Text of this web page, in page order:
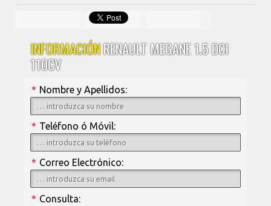
INFORMACIÓNRENAULT MEGANE 1.5 DCI
110CV
Nombre y Apellidos:
*
Teléfono ó Móvil:
*
Correo Electrónico:
*
Consulta:
*